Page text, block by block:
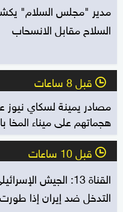
مدير "مجلس السلام"
السلاح مقابل الانسحاب
l قبل 8 ساعات
مصادر يمينة لسكاي نيوز
هجماتهم على ميناء المخا
l قبل 10 ساعات
القناة 13: الجيش
التدخل ضد إيران إذا